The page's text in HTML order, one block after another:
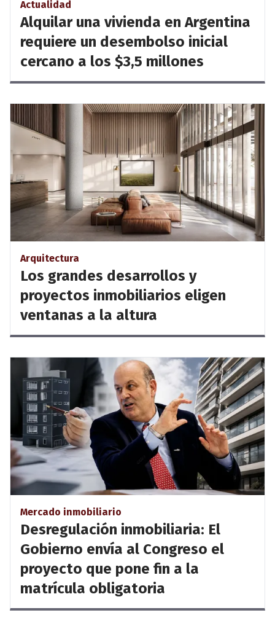
Actualidad
Alquilar una vivienda en Argentina
requiere un desembolso inicial
cercano a los $3,5 millones
Arquitectura
Los grandes desarrollos y
proyectos inmobiliarios eligen
ventanas a la altura
Mercado inmobiliario
Desregulación inmobiliaria: El
Gobierno envía al Congreso el
proyecto que pone fin a la
matrícula obligatoria